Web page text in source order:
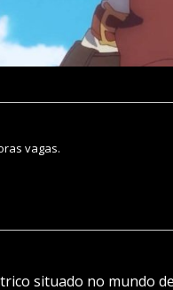
vagas.
situado no mundo de